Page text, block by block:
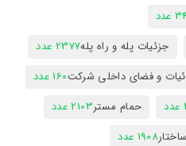
جزئیات پله و راه پله2377 عدد
و فضای داخلی شرکت160 عدد
حمام مستر2103 عدد
1908 عدد